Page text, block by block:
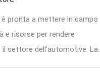
è pronta a mettere in campo
e risorse per rendere
settore dell’automotive. La...